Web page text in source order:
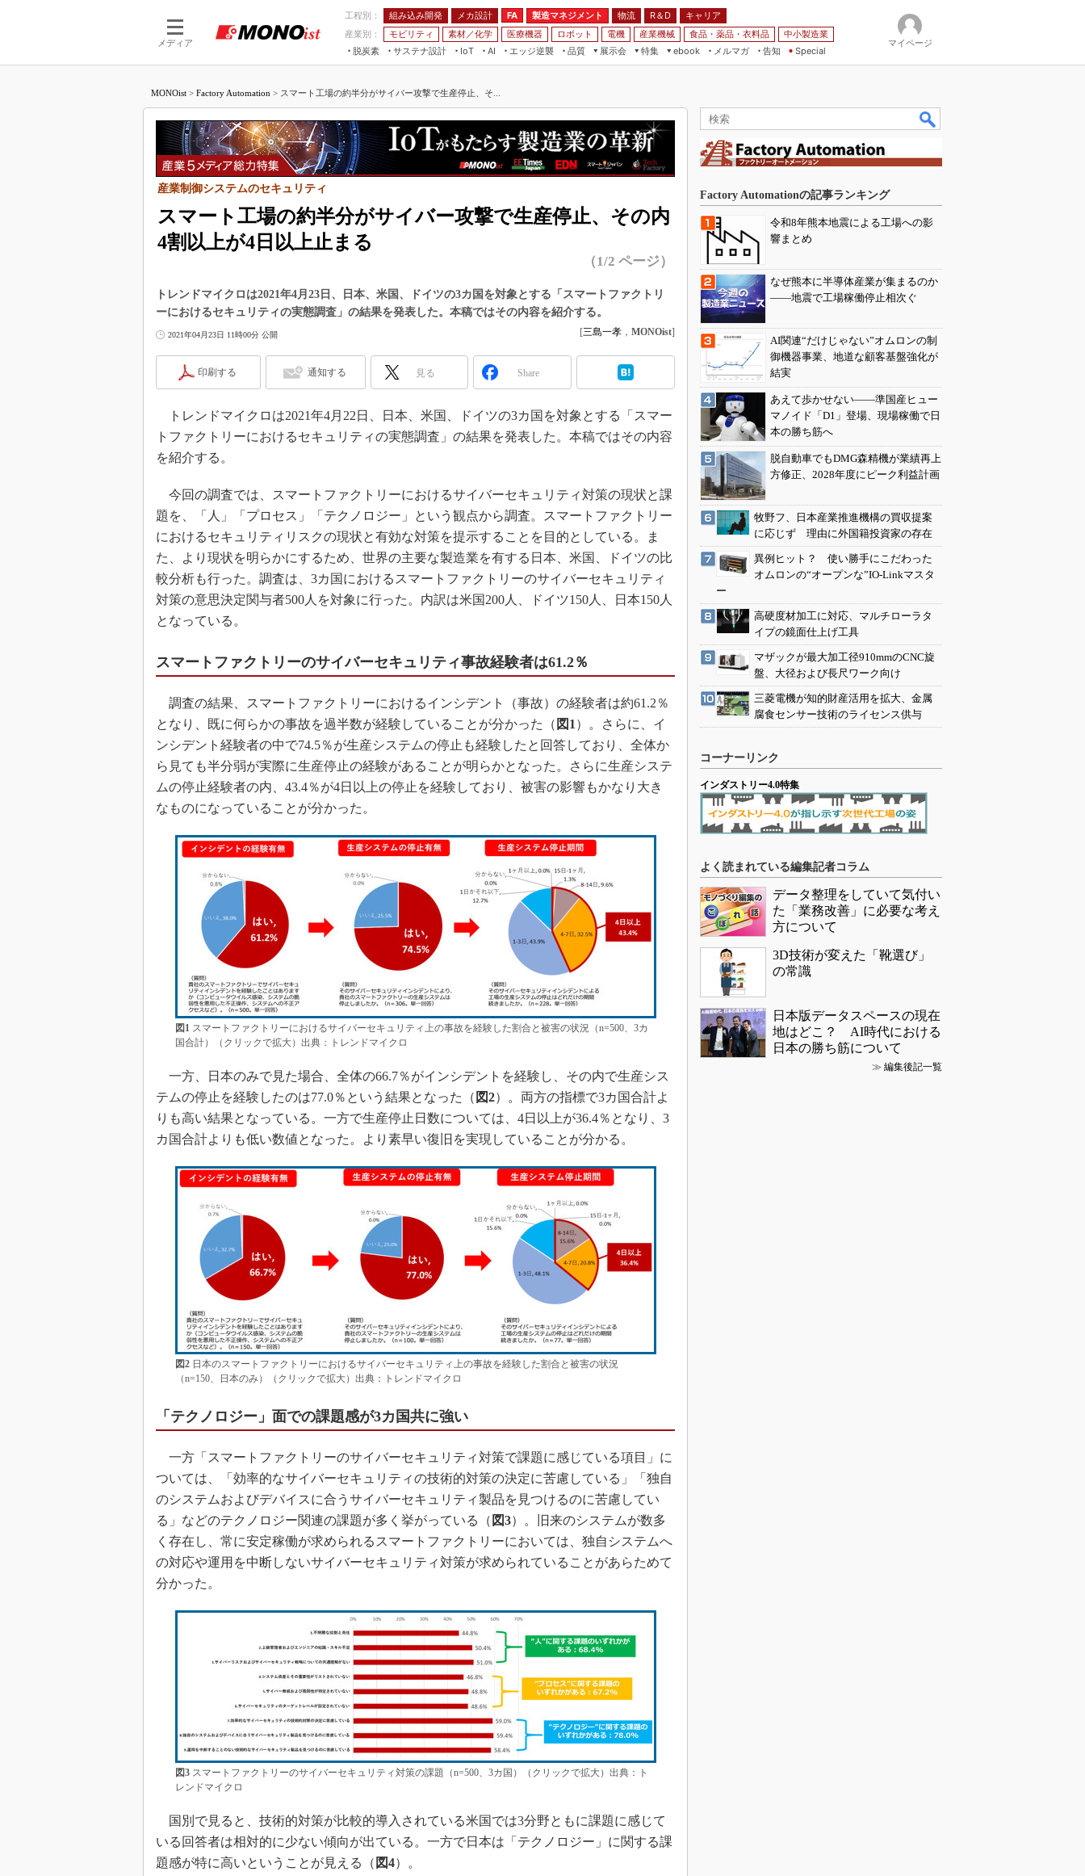
メディア
工程別： 組み込み開発 メカ設計 FA 製造マネジメント 物流 R＆D
キャリア
産業別：
モビリティ 素材／化学 医療機器 ロボット 電機 産業機械 食品・薬品・衣料品
中小製造業
脱炭素
サステナ設計
IoT
つながる工場
つながるサービス
AI
AI×設備保全
Physical AI
エッジ逆襲 品質
展示会
JIMTOF
組込み/エッジ コンピューティング
展＆IoT/5Gソリューション展
IIFES
国際ロボット展
ジャパンモビリティショー
TECHNO-FRONTIER
EdgeTech+
AUTOMOTIVE WORLD
産業オープンネット展
特集
つながるクルマ
5G
VR／AR
フィールドサービス
組み込み画像技術
車載ソフト開発
ISO26262
3Dプリンタ
デジタルツインとCAE
S＆OP
インダストリー4.0
製造業ビッグデータ
メイドインジャパン
植物工場
知財マネジメント
海外生産
新型コロナへの対応
ebook
製造マネジメント
FA
モビリティ
メルマガ
告知 Special
マイページ
MONOist > Factory Automation > スマート工場の約半分がサイバー攻撃で生産停止、そ...
スマート工場の約半分がサイバー攻撃で生産停止、その内
4割以上が4日以上止まる
産業制御システムのセキュリティ
（1/2 ページ）
トレンドマイクロは2021年4月23日、日本、米国、ドイツの3カ国を対象とする「スマートファクトリ
ーにおけるセキュリティの実態調査」の結果を発表した。本稿ではその内容を紹介する。
2021年04月23日 11時00分 公開 [三島一孝 ， MONOist]
印刷する 通知する 見る Share
トレンドマイクロは2021年4月22日、日本、米国、ドイツの3カ国を対象とする「スマー
トファクトリーにおけるセキュリティの実態調査」の結果を発表した。本稿ではその内容
を紹介する。
今回の調査では、スマートファクトリーにおけるサイバーセキュリティ対策の現状と課
題を、「人」「プロセス」「テクノロジー」という観点から調査。スマートファクトリー
におけるセキュリティリスクの現状と有効な対策を提示することを目的としている。ま
た、より現状を明らかにするため、世界の主要な製造業を有する日本、米国、ドイツの比
較分析も行った。調査は、3カ国におけるスマートファクトリーのサイバーセキュリティ
対策の意思決定関与者500人を対象に行った。内訳は米国200人、ドイツ150人、日本150人
となっている。
スマートファクトリーのサイバーセキュリティ事故経験者は61.2％
調査の結果、スマートファクトリーにおけるインシデント（事故）の経験者は約61.2％
となり、既に何らかの事故を過半数が経験していることが分かった（ 図1 ）。さらに、イ
ンシデント経験者の中で74.5％が生産システムの停止も経験したと回答しており、全体か
ら見ても半分弱が実際に生産停止の経験があることが明らかとなった。さらに生産システ
ムの停止経験者の内、43.4％が4日以上の停止を経験しており、被害の影響もかなり大き
なものになっていることが分かった。
図1スマートファクトリーにおけるサイバーセキュリティ上の事故を経験した割合と被害の状況（n=500、3カ
国合計）（クリックで拡大）出典：トレンドマイクロ
一方、日本のみで見た場合、全体の66.7％がインシデントを経験し、その内で生産シス
テムの停止を経験したのは77.0％という結果となった（ 図2）。両方の指標で3カ国合計よ
りも高い結果となっている。一方で生産停止日数については、4日以上が36.4％となり、3
カ国合計よりも低い数値となった。より素早い復旧を実現していることが分かる。
図2日本のスマートファクトリーにおけるサイバーセキュリティ上の事故を経験した割合と被害の状況
（n=150、日本のみ）（クリックで拡大）出典：トレンドマイクロ
「テクノロジー」面での課題感が3カ国共に強い
一方「スマートファクトリーのサイバーセキュリティ対策で課題に感じている項目」に
ついては、「効率的なサイバーセキュリティの技術的対策の決定に苦慮している」「独自
のシステムおよびデバイスに合うサイバーセキュリティ製品を見つけるのに苦慮してい
る」などのテクノロジー関連の課題が多く挙がっている（ 図3）。旧来のシステムが数多
く存在し、常に安定稼働が求められるスマートファクトリーにおいては、独自システムへ
の対応や運用を中断しないサイバーセキュリティ対策が求められていることがあらためて
分かった。
図3スマートファクトリーのサイバーセキュリティ対策の課題（n=500、3カ国）（クリックで拡大）出典：ト
レンドマイクロ
国別で見ると、技術的対策が比較的導入されている米国では3分野ともに課題に感じて
いる回答者は相対的に少ない傾向が出ている。一方で日本は「テクノロジー」に関する課
題感が特に高いということが見える（ 図4）。
Factory Automationの記事ランキング
令和8年熊本地震による工場への影
響まとめ
なぜ熊本に半導体産業が集まるのか
――地震で工場稼働停止相次ぐ
AI関連“だけじゃない”オムロンの制
御機器事業、地道な顧客基盤強化が
結実
あえて歩かせない――準国産ヒュー
マノイド「D1」登場、現場稼働で日
本の勝ち筋へ
脱自動車でもDMG森精機が業績再上
方修正、2028年度にピーク利益計画
牧野フ、日本産業推進機構の買収提案
に応じず 理由に外国籍投資家の存在
異例ヒット？ 使い勝手にこだわった
オムロンの“オープンな”IO-Linkマスタ
ー
高硬度材加工に対応、マルチローラタ
イプの鏡面仕上げ工具
マザックが最大加工径910mmのCNC旋
盤、大径および長尺ワーク向け
三菱電機が知的財産活用を拡大、金属
腐食センサー技術のライセンス供与
コーナーリンク
インダストリー4.0特集
よく読まれている編集記者コラム
データ整理をしていて気付い
た「業務改善」に必要な考え
方について
3D技術が変えた「靴選び」
の常識
日本版データスペースの現在
地はどこ？ AI時代における
日本の勝ち筋について
≫ 編集後記一覧